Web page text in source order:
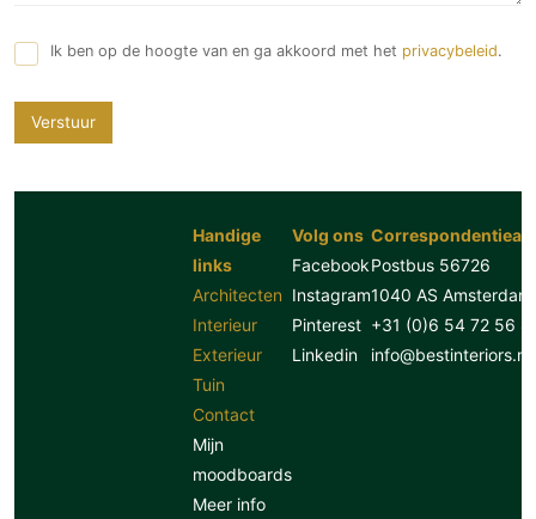
Ik ben op de hoogte van en ga akkoord met het privacybeleid.
Verstuur
Handige
links
Architecten
Interieur
Exterieur
Tuin
Contact
Mijn
moodboards
Meer info
Volg ons
Facebook
Instagram
Pinterest
Linkedin
Postbus 56726
1040 AS Amsterdam
+31 (0)6 54 72 56
info@bestinteriors.nl